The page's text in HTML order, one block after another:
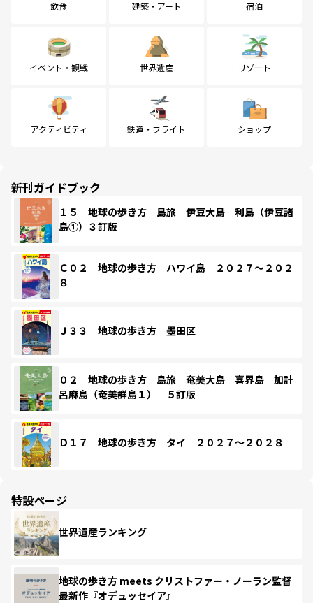
飲食 建築・アート 宿泊
イベント・観戦 世界遺産 リゾート
アクティビティ 鉄道・フライト ショップ
新刊ガイドブック
１５ 地球の歩き方 島旅 伊豆大島 利島（伊豆諸
島①）３訂版
Ｃ０２ 地球の歩き方 ハワイ島 ２０２７～２０２
８
Ｊ３３ 地球の歩き方 墨田区
０２ 地球の歩き方 島旅 奄美大島 喜界島 加計
呂麻島（奄美群島１） ５訂版
Ｄ１７ 地球の歩き方 タイ ２０２７～２０２８
特設ページ
世界遺産ランキング
地球の歩き方 meets クリストファー・ノーラン監督
最新作『オデュッセイア』